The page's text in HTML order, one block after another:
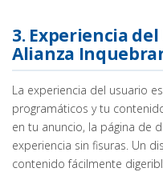
3. Experiencia del
Alianza
La experiencia del usuario
programáticos y tu
en tu anuncio, la página de
experiencia sin fisuras. Un
contenido fácilmente